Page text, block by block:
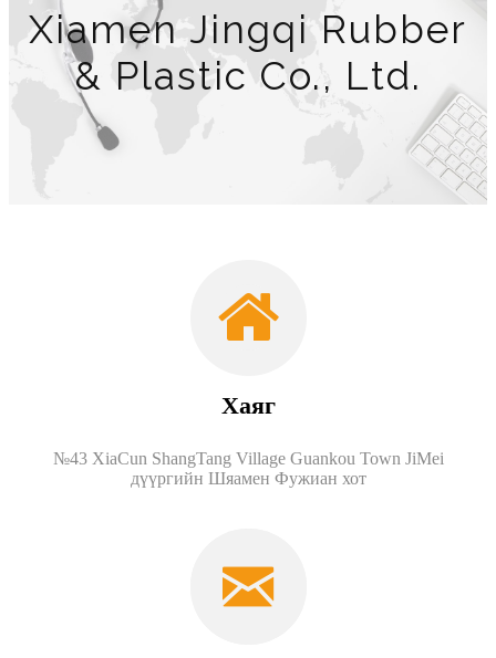
Xiamen Jingqi Rubber
& Plastic Co., Ltd.
Хаяг
№43 XiaCun ShangTang Village Guankou Town JiMei
дүүргийн Шяамен Фужиан хот